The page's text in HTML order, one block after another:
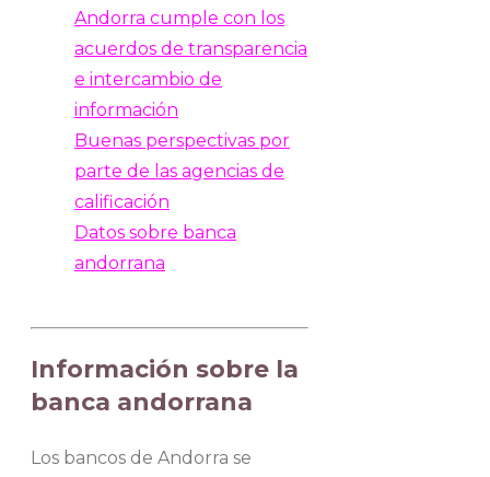
Andorra cumple con los
acuerdos de transparencia
e intercambio de
información
Buenas perspectivas por
parte de las agencias de
calificación
Datos sobre banca
andorrana
Información sobre la
banca andorrana
Los bancos de Andorra se